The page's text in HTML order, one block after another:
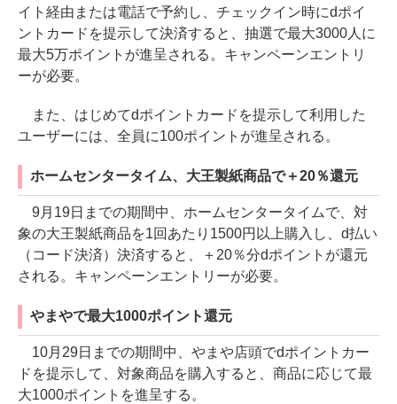
イト経由または電話で予約し、チェックイン時にdポイ
ントカードを提示して決済すると、抽選で最大3000人に
最大5万ポイントが進呈される。キャンペーンエントリ
ーが必要。
また、はじめてdポイントカードを提示して利用した
ユーザーには、全員に100ポイントが進呈される。
ホームセンタータイム、大王製紙商品で＋20％還元
9月19日までの期間中、ホームセンタータイムで、対
象の大王製紙商品を1回あたり1500円以上購入し、d払い
（コード決済）決済すると、＋20％分dポイントが還元
される。キャンペーンエントリーが必要。
やまやで最大1000ポイント還元
10月29日までの期間中、やまや店頭でdポイントカー
ドを提示して、対象商品を購入すると、商品に応じて最
大1000ポイントを進呈する。